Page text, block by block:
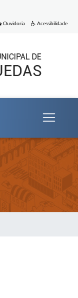
Acessibilidade
Ouvidoria